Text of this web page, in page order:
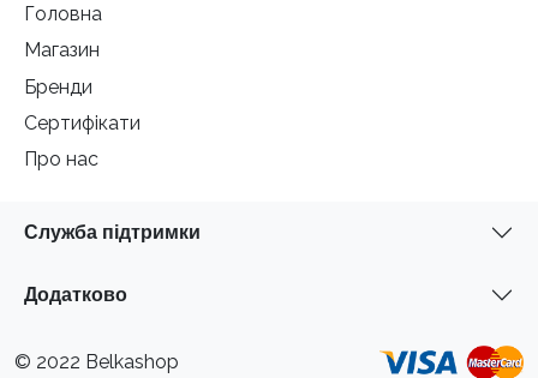
Головна
Магазин
Бренди
Сертифікати
Про нас
Служба підтримки
Додатково
© 2022 Belkashop